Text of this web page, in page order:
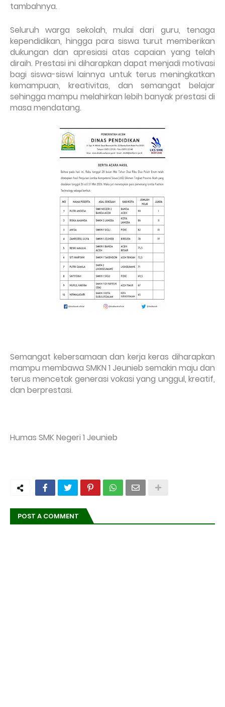
tambahnya.
Seluruh warga sekolah, mulai dari guru, tenaga
kependidikan, hingga para siswa turut memberikan
dukungan dan apresiasi atas capaian yang telah
diraih. Prestasi ini diharapkan dapat menjadi motivasi
bagi siswa-siswi lainnya untuk terus meningkatkan
kemampuan, kreativitas, dan semangat belajar
sehingga mampu melahirkan lebih banyak prestasi di
masa mendatang.
Semangat kebersamaan dan kerja keras diharapkan
mampu membawa SMKN 1 Jeunieb semakin maju dan
terus mencetak generasi vokasi yang unggul, kreatif,
dan berprestasi.
Humas SMK Negeri 1 Jeunieb
POST A COMMENT